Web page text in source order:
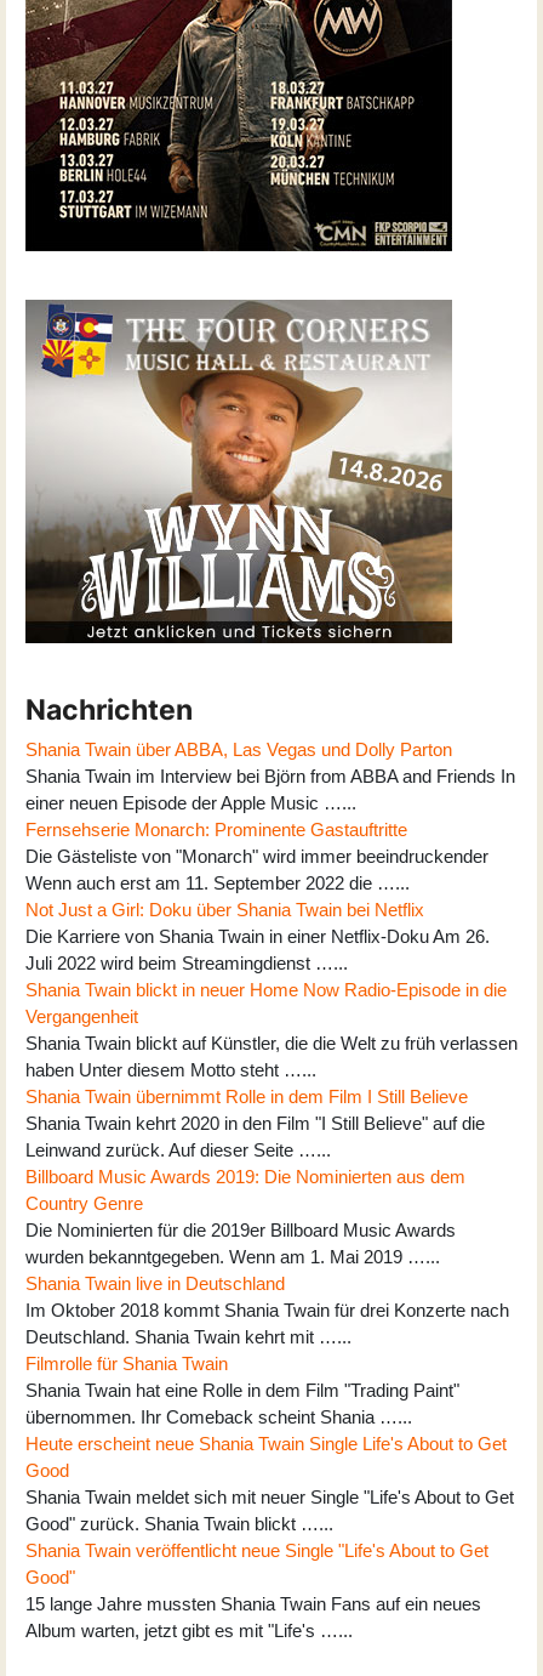
Nachrichten
Shania Twain über ABBA, Las Vegas und Dolly Parton
Shania Twain im Interview bei Björn from ABBA and Friends In
einer neuen Episode der Apple Music …...
Fernsehserie Monarch: Prominente Gastauftritte
Die Gästeliste von "Monarch" wird immer beeindruckender
Wenn auch erst am 11. September 2022 die …...
Not Just a Girl: Doku über Shania Twain bei Netflix
Die Karriere von Shania Twain in einer Netflix-Doku Am 26.
Juli 2022 wird beim Streamingdienst …...
Shania Twain blickt in neuer Home Now Radio-Episode in die
Vergangenheit
Shania Twain blickt auf Künstler, die die Welt zu früh verlassen
haben Unter diesem Motto steht …...
Shania Twain übernimmt Rolle in dem Film I Still Believe
Shania Twain kehrt 2020 in den Film "I Still Believe" auf die
Leinwand zurück. Auf dieser Seite …...
Billboard Music Awards 2019: Die Nominierten aus dem
Country Genre
Die Nominierten für die 2019er Billboard Music Awards
wurden bekanntgegeben. Wenn am 1. Mai 2019 …...
Shania Twain live in Deutschland
Im Oktober 2018 kommt Shania Twain für drei Konzerte nach
Deutschland. Shania Twain kehrt mit …...
Filmrolle für Shania Twain
Shania Twain hat eine Rolle in dem Film "Trading Paint"
übernommen. Ihr Comeback scheint Shania …...
Heute erscheint neue Shania Twain Single Life's About to Get
Good
Shania Twain meldet sich mit neuer Single "Life's About to Get
Good" zurück. Shania Twain blickt …...
Shania Twain veröffentlicht neue Single "Life's About to Get
Good"
15 lange Jahre mussten Shania Twain Fans auf ein neues
Album warten, jetzt gibt es mit "Life's …...